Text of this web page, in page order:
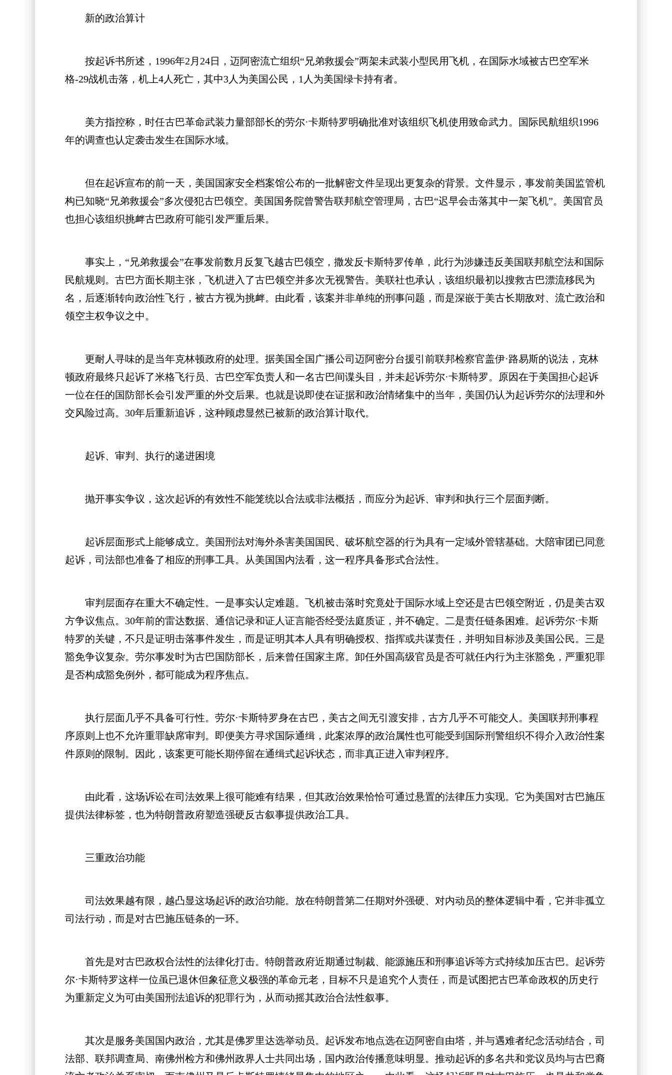
新的政治算计
按起诉书所述，1996年2月24日，迈阿密流亡组织“兄弟救援会”两架未武装小型民用飞机，在国际水域被古巴空军米
格-29战机击落，机上4人死亡，其中3人为美国公民，1人为美国绿卡持有者。
美方指控称，时任古巴革命武装力量部部长的劳尔·卡斯特罗明确批准对该组织飞机使用致命武力。国际民航组织1996
年的调查也认定袭击发生在国际水域。
但在起诉宣布的前一天，美国国家安全档案馆公布的一批解密文件呈现出更复杂的背景。文件显示，事发前美国监管机
构已知晓“兄弟救援会”多次侵犯古巴领空。美国国务院曾警告联邦航空管理局，古巴“迟早会击落其中一架飞机”。美国官员
也担心该组织挑衅古巴政府可能引发严重后果。
事实上，“兄弟救援会”在事发前数月反复飞越古巴领空，撒发反卡斯特罗传单，此行为涉嫌违反美国联邦航空法和国际
民航规则。古巴方面长期主张，飞机进入了古巴领空并多次无视警告。美联社也承认，该组织最初以搜救古巴漂流移民为
名，后逐渐转向政治性飞行，被古方视为挑衅。由此看，该案并非单纯的刑事问题，而是深嵌于美古长期敌对、流亡政治和
领空主权争议之中。
更耐人寻味的是当年克林顿政府的处理。据美国全国广播公司迈阿密分台援引前联邦检察官盖伊·路易斯的说法，克林
顿政府最终只起诉了米格飞行员、古巴空军负责人和一名古巴间谍头目，并未起诉劳尔·卡斯特罗。原因在于美国担心起诉
一位在任的国防部长会引发严重的外交后果。也就是说即使在证据和政治情绪集中的当年，美国仍认为起诉劳尔的法理和外
交风险过高。30年后重新追诉，这种顾虑显然已被新的政治算计取代。
起诉、审判、执行的递进困境
抛开事实争议，这次起诉的有效性不能笼统以合法或非法概括，而应分为起诉、审判和执行三个层面判断。
起诉层面形式上能够成立。美国刑法对海外杀害美国国民、破坏航空器的行为具有一定域外管辖基础。大陪审团已同意
起诉，司法部也准备了相应的刑事工具。从美国国内法看，这一程序具备形式合法性。
审判层面存在重大不确定性。一是事实认定难题。飞机被击落时究竟处于国际水域上空还是古巴领空附近，仍是美古双
方争议焦点。30年前的雷达数据、通信记录和证人证言能否经受法庭质证，并不确定。二是责任链条困难。起诉劳尔·卡斯
特罗的关键，不只是证明击落事件发生，而是证明其本人具有明确授权、指挥或共谋责任，并明知目标涉及美国公民。三是
豁免争议复杂。劳尔事发时为古巴国防部长，后来曾任国家主席。卸任外国高级官员是否可就任内行为主张豁免，严重犯罪
是否构成豁免例外，都可能成为程序焦点。
执行层面几乎不具备可行性。劳尔·卡斯特罗身在古巴，美古之间无引渡安排，古方几乎不可能交人。美国联邦刑事程
序原则上也不允许重罪缺席审判。即便美方寻求国际通缉，此案浓厚的政治属性也可能受到国际刑警组织不得介入政治性案
件原则的限制。因此，该案更可能长期停留在通缉式起诉状态，而非真正进入审判程序。
由此看，这场诉讼在司法效果上很可能难有结果，但其政治效果恰恰可通过悬置的法律压力实现。它为美国对古巴施压
提供法律标签，也为特朗普政府塑造强硬反古叙事提供政治工具。
三重政治功能
司法效果越有限，越凸显这场起诉的政治功能。放在特朗普第二任期对外强硬、对内动员的整体逻辑中看，它并非孤立
司法行动，而是对古巴施压链条的一环。
首先是对古巴政权合法性的法律化打击。特朗普政府近期通过制裁、能源施压和刑事追诉等方式持续加压古巴。起诉劳
尔·卡斯特罗这样一位虽已退休但象征意义极强的革命元老，目标不只是追究个人责任，而是试图把古巴革命政权的历史行
为重新定义为可由美国刑法追诉的犯罪行为，从而动摇其政治合法性叙事。
其次是服务美国国内政治，尤其是佛罗里达选举动员。起诉发布地点选在迈阿密自由塔，并与遇难者纪念活动结合，司
法部、联邦调查局、南佛州检方和佛州政界人士共同出场，国内政治传播意味明显。推动起诉的多名共和党议员均与古巴裔